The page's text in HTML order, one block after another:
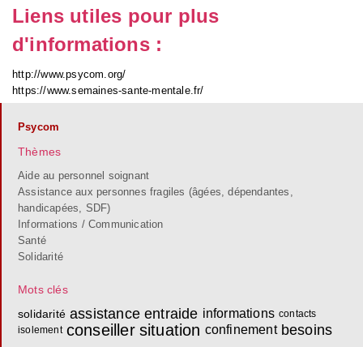
Liens utiles pour plus
d'informations :
http://www.psycom.org/
https://www.semaines-sante-mentale.fr/
Psycom
Thèmes
Aide au personnel soignant
Assistance aux personnes fragiles (âgées, dépendantes,
handicapées, SDF)
Informations / Communication
Santé
Solidarité
Mots clés
solidarité assistance entraide informations contacts
isolement conseiller situation confinement besoins